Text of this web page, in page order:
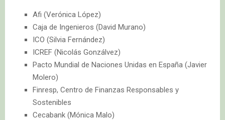
Afi (Verónica López)
Caja de Ingenieros (David Murano)
ICO (Silvia Fernández)
ICREF (Nicolás Gonzálvez)
Pacto Mundial de Naciones Unidas en España (Javier
Molero)
Finresp, Centro de Finanzas Responsables y
Sostenibles
Cecabank (Mónica Malo)